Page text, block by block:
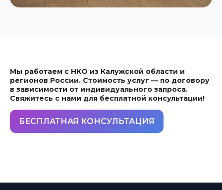
Мы работаем с НКО из Калужской области и
регионов России. Стоимость услуг — по договору
в зависимости от индивидуального запроса.
Свяжитесь с нами для бесплатной консультации!
БЕСПЛАТНАЯ КОНСУЛЬТАЦИЯ